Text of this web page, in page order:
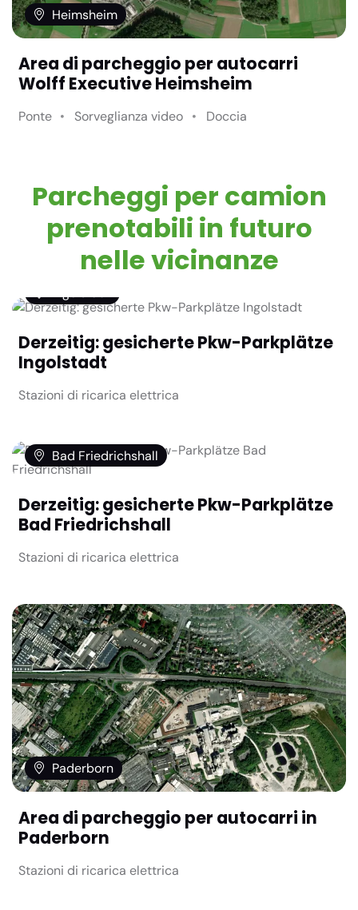
Heimsheim
Area di parcheggio per autocarri
Wolff Executive Heimsheim
Ponte Sorveglianza video Doccia
Parcheggi per camion
prenotabili in futuro
nelle vicinanze
Ingolstadt
Derzeitig: gesicherte Pkw-Parkplätze
Ingolstadt
Stazioni di ricarica elettrica
Bad Friedrichshall
Derzeitig: gesicherte Pkw-Parkplätze
Bad Friedrichshall
Stazioni di ricarica elettrica
Paderborn
Area di parcheggio per autocarri in
Paderborn
Stazioni di ricarica elettrica